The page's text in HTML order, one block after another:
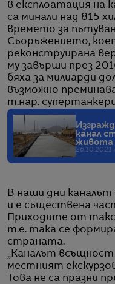
в експлоатация на
са минали над 815
времето за
Съоръжението,
реконструирана
му завърши през
бяха за милиарди
възможно
т.нар.
канал
живота
26.10.2021
В наши дни
и е съществена
Приходите от
т.е. така се
страната.
„Каналът всъщност
местният
Това не са празни